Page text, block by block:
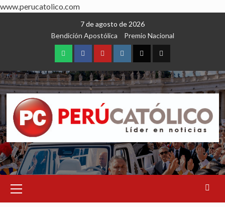
www.perucatolico.com
7 de agosto de 2026
Bendición Apostólica
Premio Nacional
WhatsAppFacebookYoutubeInstagram
X TikTok
Menu